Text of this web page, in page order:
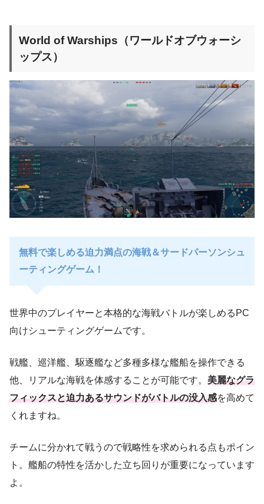
World of Warships（ワールドオブウォーシ
ップス）
無料で楽しめる迫力満点の海戦＆サードパーソンシュ
ーティングゲーム！
世界中のプレイヤーと本格的な海戦バトルが楽しめるPC
向けシューティングゲームです。
戦艦、巡洋艦、駆逐艦など多種多様な艦船を操作できる
他、リアルな海戦を体感することが可能です。 美麗なグラ
フィックスと迫力あるサウンドがバトルの没入感を高めて
くれますね。
チームに分かれて戦うので戦略性を求められる点もポイン
ト。艦船の特性を活かした立ち回りが重要になっています
よ。